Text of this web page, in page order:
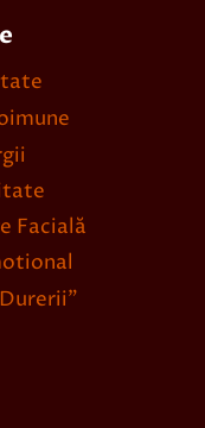
Facială